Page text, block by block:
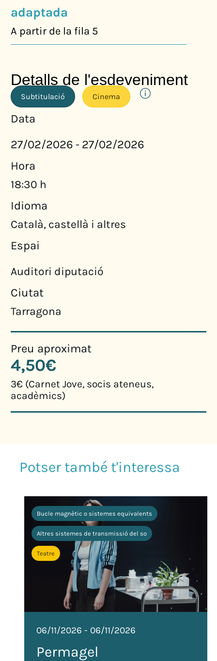
adaptada
A partir de la fila 5
Detalls de l'esdeveniment
Subtitulació Cinema
Data
27/02/2026 - 27/02/2026
Hora
18:30 h
Idioma
Català, castellà i altres
Espai
Auditori diputació
Ciutat
Tarragona
Preu aproximat
4,50€
3€ (Carnet Jove, socis ateneus,
acadèmics)
Bucle magnètic o sistemes equivalents
Altres sistemes de transmissió del so
Teatre
06/11/2026 - 06/11/2026
Permagel